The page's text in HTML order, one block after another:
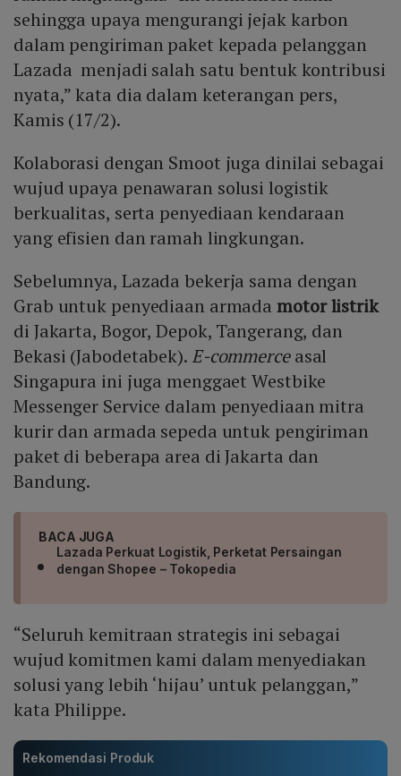
sehingga upaya mengurangi jejak karbon
dalam pengiriman paket kepada pelanggan
Lazada menjadi salah satu bentuk kontribusi
nyata,” kata dia dalam keterangan pers,
Kamis (17/2).
Kolaborasi dengan Smoot juga dinilai sebagai
wujud upaya penawaran solusi logistik
berkualitas, serta penyediaan kendaraan
yang efisien dan ramah lingkungan.
Sebelumnya, Lazada bekerja sama dengan
Grab untuk penyediaan armadamotor listrik
di Jakarta, Bogor, Depok, Tangerang, dan
Bekasi (Jabodetabek). E-commerceasal
Singapura ini juga menggaet Westbike
Messenger Service dalam penyediaan mitra
kurir dan armada sepeda untuk pengiriman
paket di beberapa area di Jakarta dan
Bandung.
BACA JUGA
Lazada Perkuat Logistik, Perketat Persaingan
dengan Shopee – Tokopedia
“Seluruh kemitraan strategis ini sebagai
wujud komitmen kami dalam menyediakan
solusi yang lebih ‘hijau’ untuk pelanggan,”
kata Philippe.
Rekomendasi Produk